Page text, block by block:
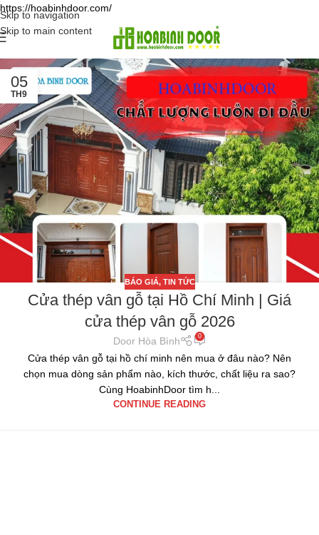
https://hoabinhdoor.com/
Skip to navigation
Skip to main content
05
TH9
BÁO GIÁ, TIN TỨC
Cửa thép vân gỗ tại Hồ Chí Minh | Giá
cửa thép vân gỗ 2026
Door Hòa Bình 0
Cửa thép vân gỗ tại hồ chí minh nên mua ở đâu nào? Nên
chọn mua dòng sản phẩm nào, kích thước, chất liệu ra sao?
Cùng HoabinhDoor tìm h...
CONTINUE READING